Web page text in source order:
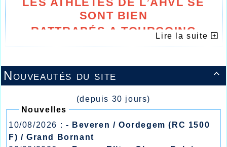

Nouveautés du site
(depuis 30 jours)
Nouvelles
10/08/2026 : - Beveren / Oordegem (RC 1500
F) / Grand Bornant
SONT BIEN
RATTRAPÉS A TOURCOING
Lire la suite